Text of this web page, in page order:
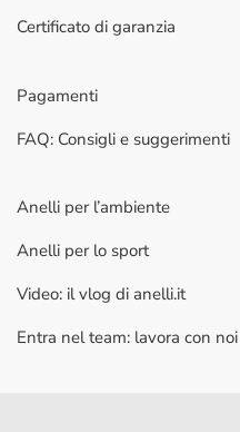
Certificato di garanzia
Pagamenti
FAQ: Consigli e suggerimenti
Anelli per l’ambiente
Anelli per lo sport
Video: il vlog di anelli.it
Entra nel team: lavora con noi